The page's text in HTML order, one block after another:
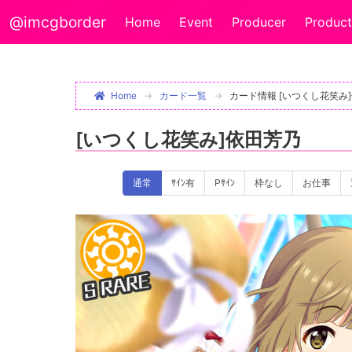
@imcgborder Home Event Producer
Home カード一覧 カード情報 [いつくし花笑み
[いつくし花笑み]依田芳乃
通常 ｻｲﾝ有 Pｻｲﾝ 枠なし お仕事